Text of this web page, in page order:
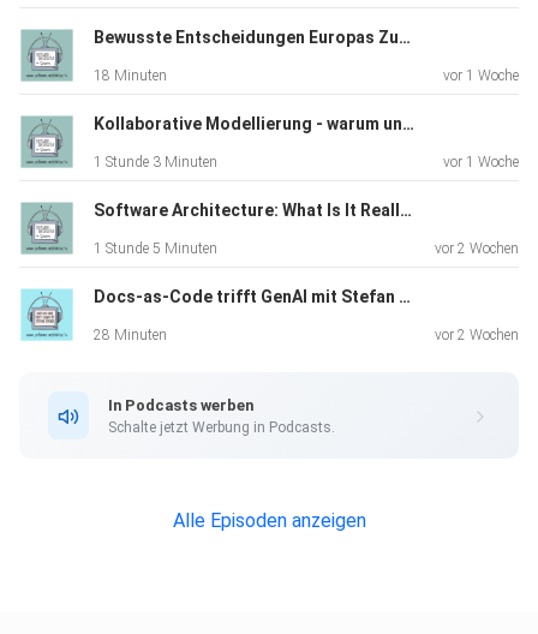
Folien
Methodology
Bewusste Entscheidungen Europas Zukunft liegt in unseren Händen (TechRiders Summit Special)
18 Minuten vor 1 Woche
Kollaborative Modellierung - warum und wie funktioniert Event Storming in der Praxis
1 Stunde 3 Minuten vor 1 Woche
Software Architecture: What Is It Really About? A Discussion with James Coplien
1 Stunde 5 Minuten vor 2 Wochen
Docs-as-Code trifft GenAI mit Stefan Zörner
28 Minuten vor 2 Wochen
In Podcasts werben
Schalte jetzt Werbung in Podcasts.
Alle Episoden anzeigen